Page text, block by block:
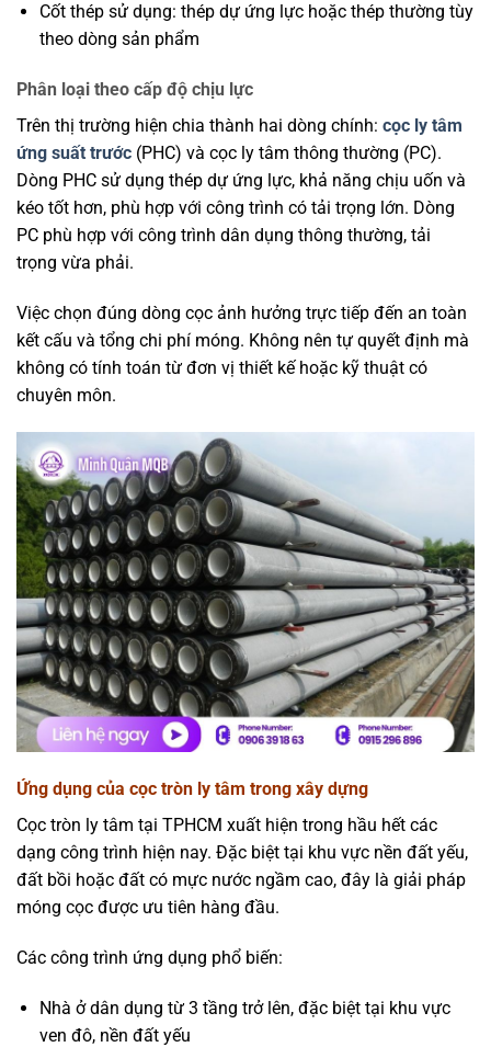
Cốt thép sử dụng: thép dự ứng lực hoặc thép thường tùy
theo dòng sản phẩm
Phân loại theo cấp độ chịu lực
Trên thị trường hiện chia thành hai dòng chính: cọc ly tâm
ứng suất trước (PHC) và cọc ly tâm thông thường (PC).
Dòng PHC sử dụng thép dự ứng lực, khả năng chịu uốn và
kéo tốt hơn, phù hợp với công trình có tải trọng lớn. Dòng
PC phù hợp với công trình dân dụng thông thường, tải
trọng vừa phải.
Việc chọn đúng dòng cọc ảnh hưởng trực tiếp đến an toàn
kết cấu và tổng chi phí móng. Không nên tự quyết định mà
không có tính toán từ đơn vị thiết kế hoặc kỹ thuật có
chuyên môn.
Ứng dụng của cọc tròn ly tâm trong xây dựng
Cọc tròn ly tâm tại TPHCM xuất hiện trong hầu hết các
dạng công trình hiện nay. Đặc biệt tại khu vực nền đất yếu,
đất bồi hoặc đất có mực nước ngầm cao, đây là giải pháp
móng cọc được ưu tiên hàng đầu.
Các công trình ứng dụng phổ biến:
Nhà ở dân dụng từ 3 tầng trở lên, đặc biệt tại khu vực
ven đô, nền đất yếu